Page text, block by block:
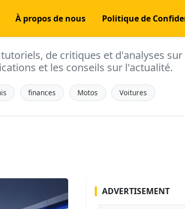
À propos de nous Politique de
de critiques et d'analyses
et les conseils sur l'actualité.
finances Motos Voitures
ADVERTISEMENT